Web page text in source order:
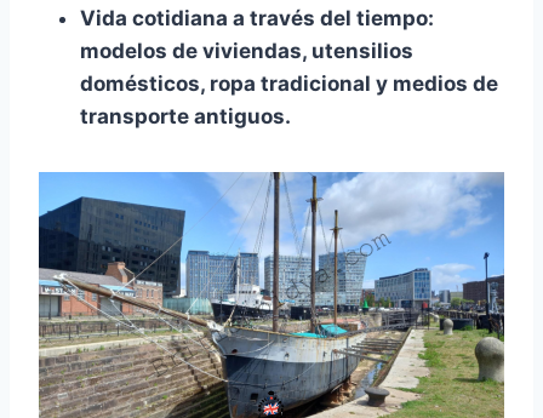
Vida cotidiana a través del tiempo:
modelos de viviendas, utensilios
domésticos, ropa tradicional y medios de
transporte antiguos.